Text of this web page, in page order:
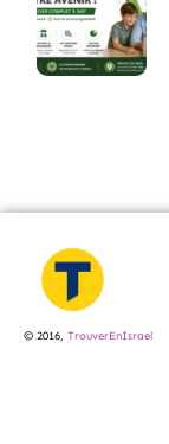
© 2016, TrouverEnIsrael